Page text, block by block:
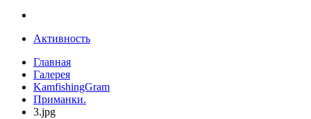
Активность
Главная
Галерея
KamfishingGram
Приманки.
3.jpg